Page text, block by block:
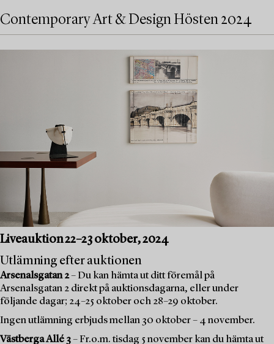
Contemporary Art & Design Hösten 2024
Liveauktion 22–23 oktober, 2024
Utlämning efter auktionen
Arsenalsgatan 2– Du kan hämta ut ditt föremål på
Arsenalsgatan 2 direkt på auktionsdagarna, eller under
följande dagar; 24–25 oktober och 28–29 oktober.
Ingen utlämning erbjuds mellan 30 oktober – 4 november.
Västberga Allé 3– Fr.o.m. tisdag 5 november kan du hämta ut